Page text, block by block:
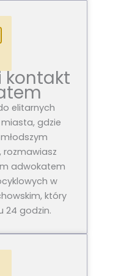
kontakt
elitarnych
gdzie
rozmawiasz
adwokatem
w
który
24 godzin.